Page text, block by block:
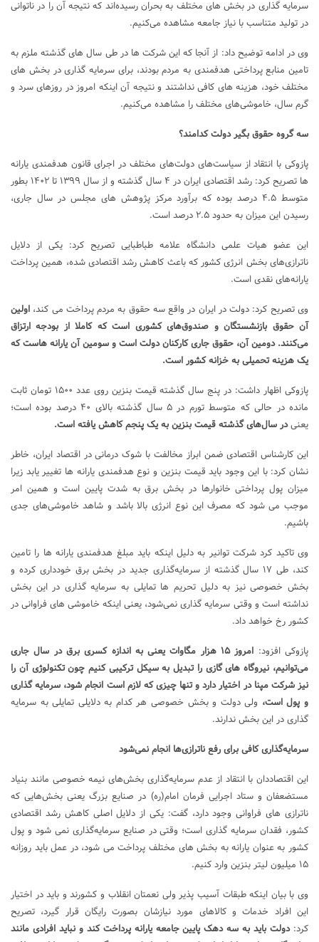
سرمایه گذاری در بخش های مختلف به بحران رسیده‌اند که نتیجه آن را در ناتوانی
در تولید متناسب با نیاز جامعه مشاهده می‌کنیم.
وی در ادامه توضیح داد: از آنجا که این شرکت ها در طی سال های گذشته ملزم به
تامین منابع پرداختی هدفمندی به مردم بودند، برای سرمایه گذاری در بخش های
مختلف خود، هزینه های کافی نداشتند و نتیجه آن اینکه امروز در روزهای سرد و
گرم سال، خاموشی‌های مختلف را مشاهده می‌کنیم.
سه گروه حقوق بگیر دولت کدامند؟
پازوکی با انتقاد از سیاست‌های دولت‌های مختلف در اجرای قانون هدفمندی یارانه
ها تصریح کرد: رشد اقتصادی ایران در ۴ سال گذشته و از سال ۱۳۹۹ تا ۱۴۰۲ بطور
متوسط ۴.۵ درصد بوده که برآورد مرکز پژوهش های مجلس در سال جاری،
رسیدن این میزان به حدود ۲.۵ درصد است.
این عضو هیات علمی دانشگاه علامه طباطبایی تصریح کرد: یکی از دلایل
ناترازی‌های بخش انرژی کشور که باعث کاهش رشد اقتصادی شده، همین پرداخت
یارانه‌های نقدی است.
وی تصریح کرد: دولت در ایران در واقع سه حقوق به مردم پرداخت می کند، اولین
آن حقوق بازنشستگان و صندوق‌های کشوری است که کاملا از بودجه ارتزاق
می‌کنند. دومین آن، حقوق جاری کارکنان دولت است و سومین آن یارانه هاست که
یک هزینه تحمیلی به خزانه کشور است.
پازوکی اظهار داشت: در پنج سال گذشته قیمت بنزین روی عدد ۱۵۰۰ تومان ثابت
مانده در حالی که متوسط تورم در ۵ سال گذشته بالای ۴۰ درصد بوده است؛
یعنیدر سال‌های گذشته قیمت بنزین به یک پنجم کاهش یافته است.
این کارشناس اقتصادی ضمن ابراز مخالفت با شوک درمانی در اقتصاد ایران، خاطر
نشان کرد: با این وجود باید قیمت بنزین و نوع هدفمندی یارانه ها تغییر یابد زیرا
میزان پول پرداختی خانوارها در بخش برق به شدت پایین است و همین امر
موجب می شود که مصرف این نوع انرژی بالا باشد و شاهد خاموشی‌های جدی
باشیم.
وی تاکید کرد شرکت توانیر به دلیل اینکه باید مبلغ هدفمندی یارانه ها را تامین
کند، طی ۱۷ سال گذشته از سرمایه‌گذاری جدید در بخش برق خودداری کرده و
بخش خصوصی نیز به دلیل تحریم ها تمایلی به سرمایه گذاری در این بخش
نداشته است و وقتی سرمایه گذاری نمی‌شود، یعنی اینکه خاموشی های فراوانی در
کشور رخ خواهد داد.
پازوکی افزود:
امروز ۱۵ هزار مگاوات یعنی به اندازه کسری برق در سال جاری
می‌توانیم، نیروگاه های گازی را تبدیل به سیکل ترکیبی کنیم چون تکنولوژی آن را
نیز شرکت مپنا در اختیار دارد و تنها چیزی که لازم است انجام شود، سرمایه گذاری
و پول است، ولی دولت و بخش خصوصی هر کدام به دلایلی تمایلی به سرمایه
گذاری در این بخش ندارند.
سرمایه‌گذاری کافی برای رفع ناترازی‌ها انجام نمی‌شود
این اقتصاددان با انتقاد از عدم سرمایه‌گذاری بخش‌های نیمه خصوصی مانند بنیاد
مستضعفان و ستاد اجرایی فرمان امام(ره) در صنایع بزرگ یعنی بخش‌هایی که
ناترازی های فراوانی وجود دارد، گفت: یکی از دلایل اصلی کاهش رشد اقتصادی
کشور، فقدان سرمایه گذاری است؛ وقتی در صنایع سرمایه‌گذاری نمی شود و پول
کشور به عنوان یارانه به بخش های مختلف پرداخت می شود، در عمل باید روزانه
۱۵ میلیون لیتر بنزین وارد کنیم.
وی با بیان اینکه طبقات آسیب پذیر ولی نعمتان انقلاب و کشورند و باید در اختیار
این افراد خدمات و کالاهای مورد نیازشان بصورت رایگان قرار گیرد، تصریح
کرد:دولت باید به سه دهک پایین جامعه یارانه پرداخت کند و نباید افرادی مانند